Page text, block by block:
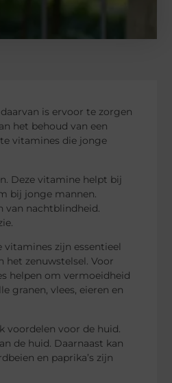
is ervoor te zorgen
het behoud van een
vitamines die jonge
Deze vitamine helpt bij
bij jonge mannen.
van nachtblindheid.
vitamines zijn essentieel
het zenuwstelsel. Voor
helpen om vermoeidheid
granen, vlees, eieren en
voor de huid.
de huid. Daarnaast kan
en paprika’s zijn